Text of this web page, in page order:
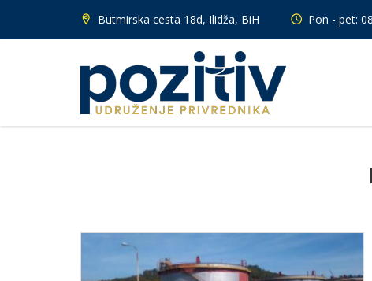
Butmirska cesta 18d, Ilidža, BiH Pon - pet: